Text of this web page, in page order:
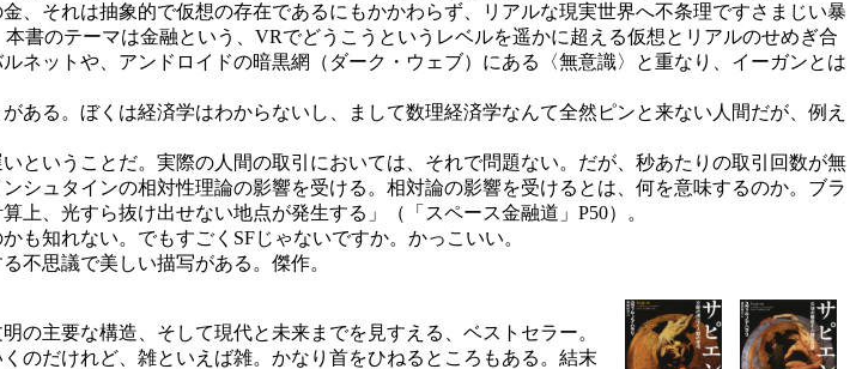
、それは抽象的で仮想の存在であるにもかかわらず、リアルな現実世界へ不条理ですさまじい暴
書のテーマは金融という、VRでどうこうというレベルを遥かに超える仮想とリアルのせめぎ合
ネットや、アンドロイドの暗黒網（ダーク・ウェブ）にある〈無意識〉と重なり、イーガンとは
る。ぼくは経済学はわからないし、まして数理経済学なんて全然ピンと来ない人間だが、例え
いうことだ。実際の人間の取引においては、それで問題ない。だが、秒あたりの取引回数が無
ュタインの相対性理論の影響を受ける。相対論の影響を受けるとは、何を意味するのか。ブラ
、光すら抜け出せない地点が発生する」（「スペース金融道」P50）。
知れない。でもすごくSFじゃないですか。かっこいい。
不思議で美しい描写がある。傑作。
主要な構造、そして現代と未来までを見すえる、ベストセラー。
のだけれど、雑といえば雑。かなり首をひねるところもある。結末